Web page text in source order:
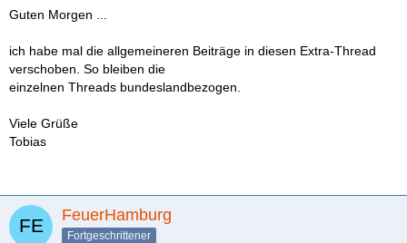
Guten Morgen ...
ich habe mal die allgemeineren Beiträge in diesen Extra-Thread
verschoben. So bleiben die
einzelnen Threads bundeslandbezogen.
Viele Grüße
Tobias
FeuerHamburg
Fortgeschrittener